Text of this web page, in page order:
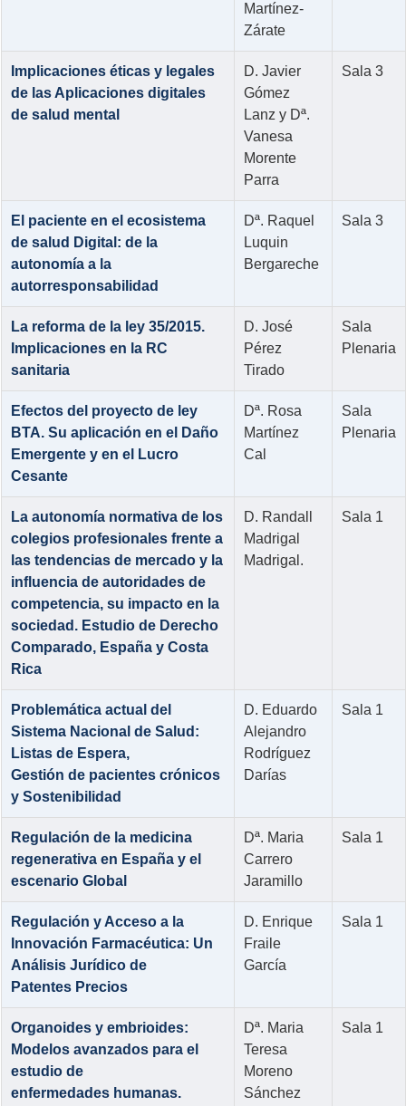
Martínez-
Zárate
Implicaciones éticas y legales
de las Aplicaciones digitales
de salud mental
D. Javier
Gómez
Lanz y Dª.
Vanesa
Morente
Parra
Sala 3
El paciente en el ecosistema
de salud Digital: de la
autonomía a la
autorresponsabilidad
Dª. Raquel
Luquin
Bergareche
Sala 3
La reforma de la ley 35/2015.
Implicaciones en la RC
sanitaria
D. José
Pérez
Tirado
Sala
Plenaria
Efectos del proyecto de ley
BTA. Su aplicación en el Daño
Emergente y en el Lucro
Cesante
Dª. Rosa
Martínez
Cal
Sala
Plenaria
La autonomía normativa de los
colegios profesionales frente a
las tendencias de mercado y la
influencia de autoridades de
competencia, su impacto en la
sociedad. Estudio de Derecho
Comparado, España y Costa
Rica
D. Randall
Madrigal
Madrigal.
Sala 1
Problemática actual del
Sistema Nacional de Salud:
Listas de Espera,
Gestión de pacientes crónicos
y Sostenibilidad
D. Eduardo
Alejandro
Rodríguez
Darías
Sala 1
Regulación de la medicina
regenerativa en España y el
escenario Global
Dª. Maria
Carrero
Jaramillo
Sala 1
Regulación y Acceso a la
Innovación Farmacéutica: Un
Análisis Jurídico de
Patentes Precios
D. Enrique
Fraile
García
Sala 1
Organoides y embrioides:
Modelos avanzados para el
estudio de
enfermedades humanas.
Dª. Maria
Teresa
Moreno
Sánchez
Sala 1